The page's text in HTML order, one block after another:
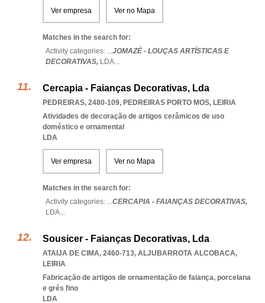
Ver empresa Ver no Mapa
Matches in the search for:
Activity categories: ...JOMAZÉ - LOUÇAS ARTÍSTICAS E
DECORATIVAS, LDA...
Cercapia - Faianças Decorativas, Lda
PEDREIRAS, 2480-109, PEDREIRAS PORTO MOS, LEIRIA
Atividades de decoração de artigos cerâmicos de uso
doméstico e ornamental
LDA
Ver empresa Ver no Mapa
Matches in the search for:
Activity categories: ...CERCAPIA - FAIANÇAS DECORATIVAS,
LDA...
Sousicer - Faianças Decorativas, Lda
ATAIJA DE CIMA, 2460-713, ALJUBARROTA ALCOBACA,
LEIRIA
Fabricação de artigos de ornamentação de faiança, porcelana
e grés fino
LDA